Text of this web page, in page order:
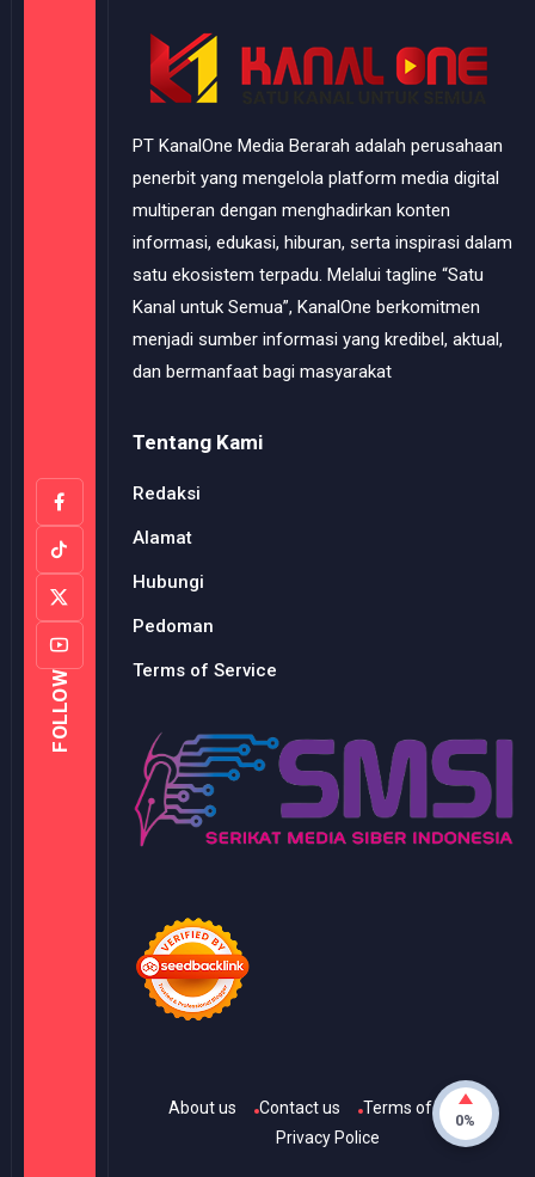
FOLLOW
PT KanalOne Media Berarah adalah perusahaan
penerbit yang mengelola platform media digital
multiperan dengan menghadirkan konten
informasi, edukasi, hiburan, serta inspirasi dalam
satu ekosistem terpadu. Melalui tagline “Satu
Kanal untuk Semua”, KanalOne berkomitmen
menjadi sumber informasi yang kredibel, aktual,
dan bermanfaat bagi masyarakat
Tentang Kami
Redaksi
Alamat
Hubungi
Pedoman
Terms of Service
About us Contact us
Terms of Use
Privacy Police
0%